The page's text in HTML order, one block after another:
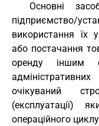
Основні
використання їх
або постачання
оренду іншим
очікуваний
(експлуатації)
операційного